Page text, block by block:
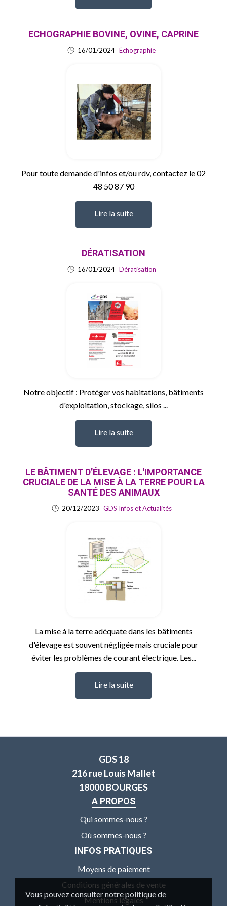
Vous pouvez consulter notre politique de
ECHOGRAPHIE BOVINE, OVINE, CAPRINE
16/01/2024 Échographie
Pour toute demande d'infos et/ou rdv, contactez le 02
48 50 87 90
Lire la suite
DÉRATISATION
16/01/2024 Dératisation
Notre objectif : Protéger vos habitations, bâtiments
d'exploitation, stockage, silos ...
Lire la suite
LE BÂTIMENT D’ÉLEVAGE : L'IMPORTANCE
CRUCIALE DE LA MISE À LA TERRE POUR LA
SANTÉ DES ANIMAUX
20/12/2023 GDS Infos et Actualités
La mise à la terre adéquate dans les bâtiments
d'élevage est souvent négligée mais cruciale pour
éviter les problèmes de courant électrique. Les...
Lire la suite
GDS 18
216 rue Louis Mallet
18000 BOURGES
A PROPOS
Qui sommes-nous ?
Où sommes-nous ?
INFOS PRATIQUES
Moyens de paiement
Conditions générales de vente
Mentions légales